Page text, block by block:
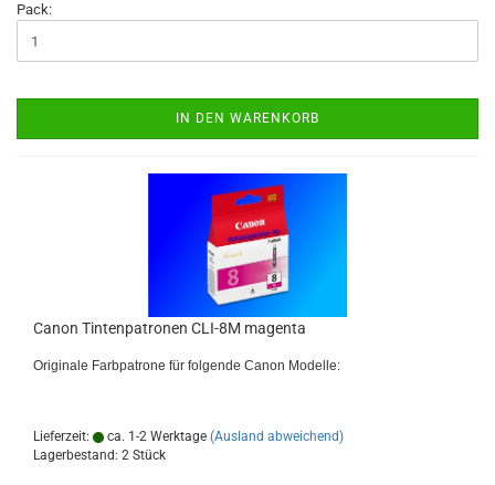
Pack:
IN DEN WARENKORB
Canon Tintenpatronen CLI-8M magenta
Originale Farbpatrone für folgende Canon Modelle:
Lieferzeit: ca. 1-2 Werktage (Ausland abweichend)
Lagerbestand: 2 Stück